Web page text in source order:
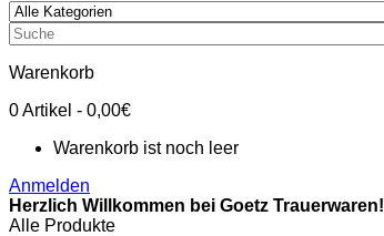
Warenkorb
0Artikel - 0,00€
Warenkorb ist noch leer
Anmelden
Herzlich Willkommen bei Goetz Trauerwaren!
Alle Produkte